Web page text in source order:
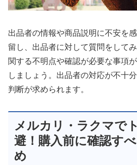
出品者の情報や商品説明に不安を
留し、出品者に対して質問をして
関する不明点や確認が必要な事項
しましょう。出品者の対応が不十
判断が求められます。
メルカリ・ラクマで
避！購入前に確認す
め